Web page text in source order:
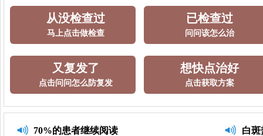
从没检查过
马上点击做检查
已检查过
问问该怎么治
又复发了
点击问问怎么防复发
想快点治好
点击获取方案
70%的患者继续阅读 白斑